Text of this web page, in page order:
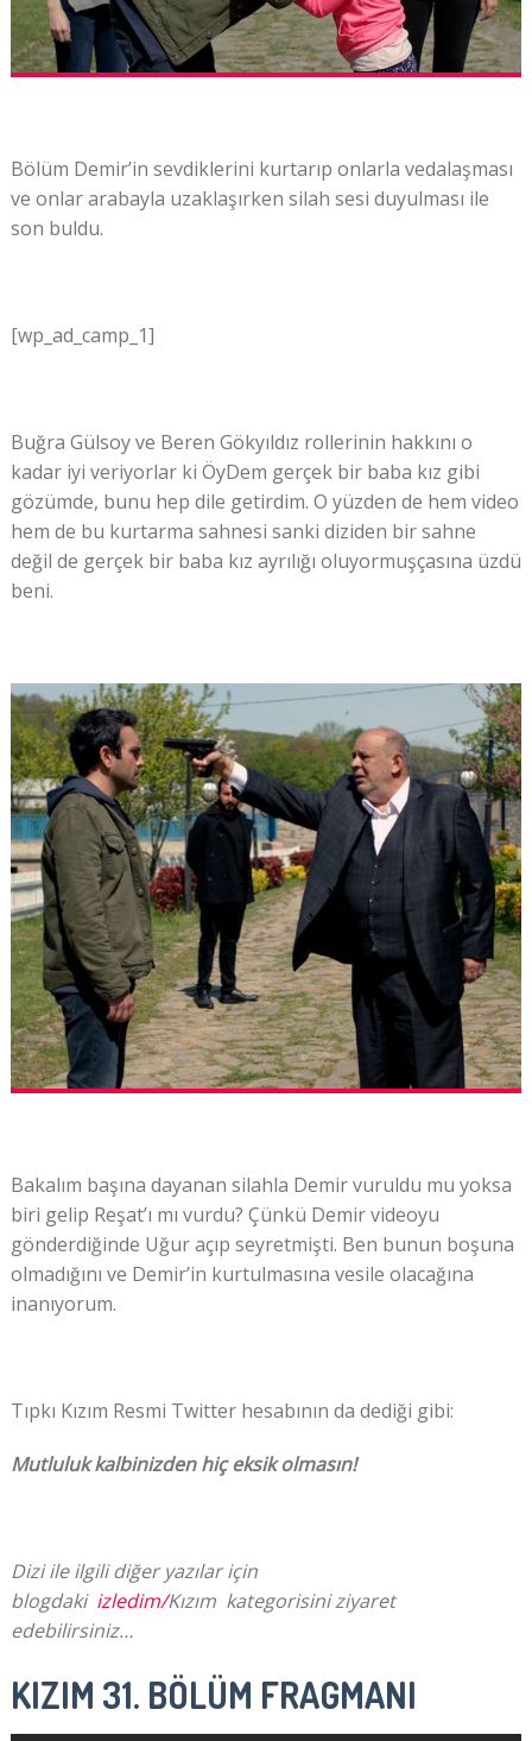
Bölüm Demir’in sevdiklerini kurtarıp onlarla vedalaşması
ve onlar arabayla uzaklaşırken silah sesi duyulması ile
son buldu.
[wp_ad_camp_1]
Buğra Gülsoy ve Beren Gökyıldız rollerinin hakkını o
kadar iyi veriyorlar ki ÖyDem gerçek bir baba kız gibi
gözümde, bunu hep dile getirdim. O yüzden de hem video
hem de bu kurtarma sahnesi sanki diziden bir sahne
değil de gerçek bir baba kız ayrılığı oluyormuşçasına üzdü
beni.
Bakalım başına dayanan silahla Demir vuruldu mu yoksa
biri gelip Reşat’ı mı vurdu? Çünkü Demir videoyu
gönderdiğinde Uğur açıp seyretmişti. Ben bunun boşuna
olmadığını ve Demir’in kurtulmasına vesile olacağına
inanıyorum.
Tıpkı Kızım Resmi Twitter hesabının da dediği gibi:
Mutluluk kalbinizden hiç eksik olmasın!
Dizi ile ilgili diğer yazılar için
blogdaki izledim/Kızım kategorisini ziyaret
edebilirsiniz…
KIZIM 31. BÖLÜM FRAGMANI